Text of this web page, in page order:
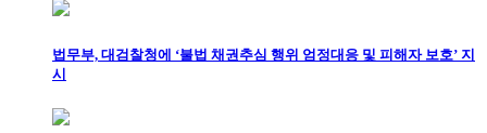
법무부, 대검찰청에 ‘불법 채권추심 행위 엄정대응 및 피해자 보호’ 지
시